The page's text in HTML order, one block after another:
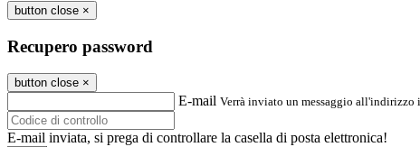
button close ×
Recupero password
button close ×
E-mail Verrà inviato un messaggio all'indirizzo
E-mail inviata, si prega di controllare la casella di posta elettronica!